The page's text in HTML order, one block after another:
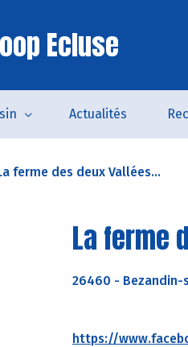
Ecluse
Actualités
ferme des deux Vallées...
La ferme
26460 - Bezandin-
https://